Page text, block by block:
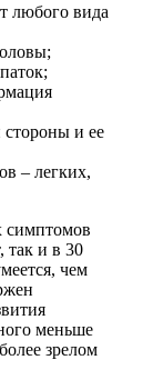
любого вида
и ее
– легких,
симптомов
так и в 30
чем
меньше
зрелом